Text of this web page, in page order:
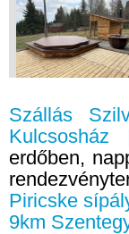
Szállás
erdőben,
Piricske
9km